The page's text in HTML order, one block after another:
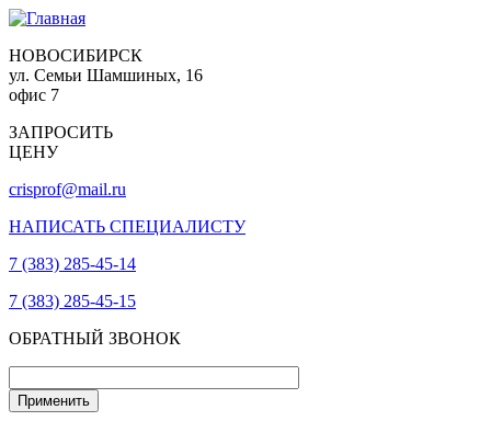
НОВОСИБИРСК
ул. Семьи Шамшиных, 16
офис 7
ЗАПРОСИТЬ
ЦЕНУ
crisprof@mail.ru
НАПИСАТЬ СПЕЦИАЛИСТУ
7 (383) 285-45-14
7 (383) 285-45-15
ОБРАТНЫЙ ЗВОНОК